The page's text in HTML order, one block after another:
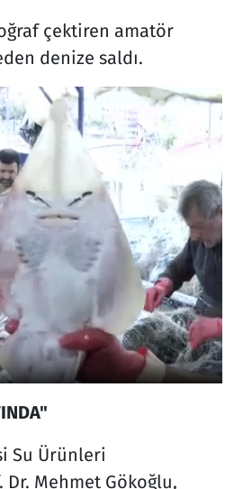
çektiren amatör
denize saldı.
Su Ürünleri
Mehmet Gökoğlu,